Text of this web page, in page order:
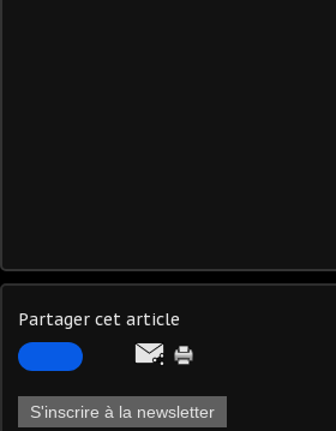
Partager cet article
S'inscrire à la newsletter